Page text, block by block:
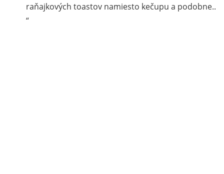
raňajkových toastov namiesto kečupu a podobne..